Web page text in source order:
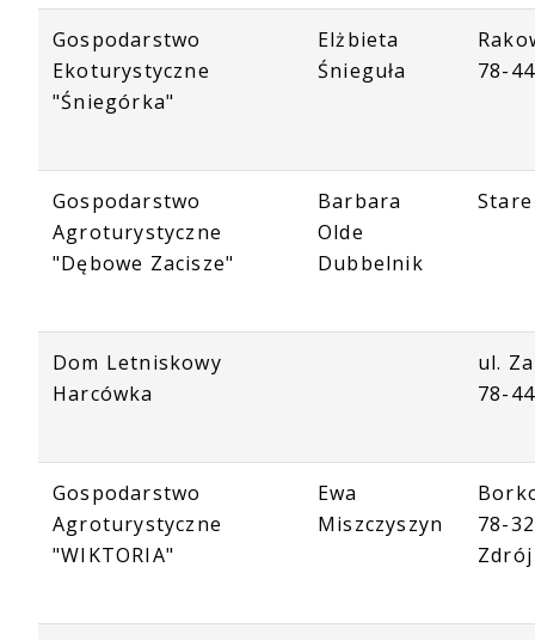
Gospodarstwo
Ekoturystyczne
"Śniegórka"
Elżbieta
Śnieguła
78-
Gospodarstwo
Agroturystyczne
"Dębowe Zacisze"
Barbara
Olde
Dubbelnik
Dom Letniskowy
Harcówka
ul.
78-
Gospodarstwo
Agroturystyczne
"WIKTORIA"
Ewa
Miszczyszyn
78-
Zdrój